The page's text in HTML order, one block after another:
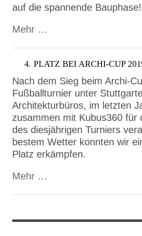
auf die spannende Bauphase!
Mehr …
4. PLATZ BEI ARCHI-CUP
Nach dem Sieg beim Archi-
Fußballturnier unter
Architekturbüros, im letzten
zusammen mit Kubus360 für
des diesjährigen Turniers
bestem Wetter konnten wir
Platz erkämpfen.
Mehr …